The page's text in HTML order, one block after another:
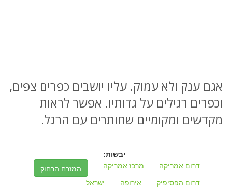
אגם ענק ולא עמוק. עליו יושבים כפרים צפים,
וכפרים רגילים על גדותיו. אפשר לראות
מקדשים ומקומיים שחותרים עם הרגל.
יבשות:
דרום אמריקה
מרכז אמריקה
המזרח הרחוק
דרום הפסיפיק
אירופה
ישראל